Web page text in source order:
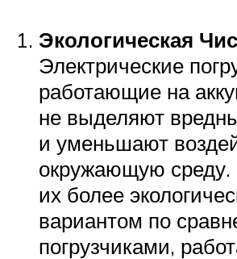
Экологическая
Электрические
работающие на
не выделяют
и уменьшают
окружающую среду.
их более
вариантом по
погрузчиками,